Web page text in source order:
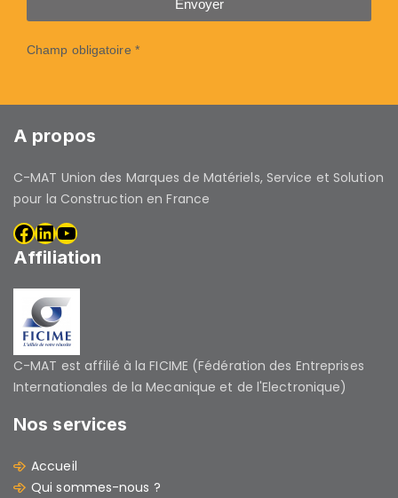
Envoyer
Champ obligatoire *
A propos
C-MAT Union des Marques de Matériels, Service et Solution
pour la Construction en France
Affiliation
C-MAT est affilié à la FICIME (Fédération des Entreprises
Internationales de la Mecanique et de l'Electronique)
Nos services
Accueil
Qui sommes-nous ?